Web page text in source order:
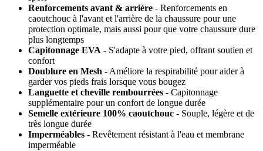
Renforcements avant & arrière - Renforcements en
caoutchouc à l'avant et l'arrière de la chaussure pour une
protection optimale, mais aussi pour que votre chaussure dure
plus longtemps
Capitonnage EVA - S'adapte à votre pied, offrant soutien et
confort
Doublure en Mesh - Améliore la respirabilité pour aider à
garder vos pieds frais lorsque vous bougez
Languette et cheville rembourrées - Capitonnage
supplémentaire pour un confort de longue durée
Semelle extérieure 100% caoutchouc - Souple, légère et de
très longue durée
Imperméables - Revêtement résistant à l'eau et membrane
imperméable